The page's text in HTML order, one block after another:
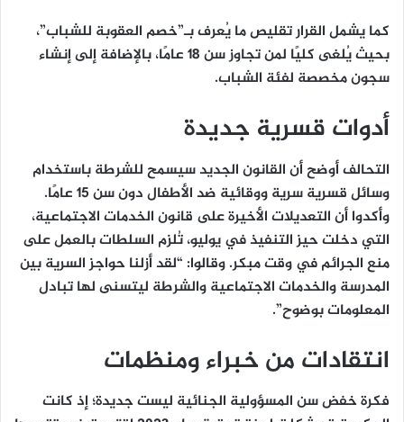
كما يشمل القرار تقليص ما يُعرف بـ”خصم العقوبة للشباب”،
بحيث يُلغى كليًا لمن تجاوز سن 18 عامًا، بالإضافة إلى إنشاء
سجون مخصصة لفئة الشباب.
أدوات قسرية جديدة
التحالف أوضح أن القانون الجديد سيسمح للشرطة باستخدام
وسائل قسرية سرية ووقائية ضد الأطفال دون سن 15 عامًا.
وأكدوا أن التعديلات الأخيرة على قانون الخدمات الاجتماعية،
التي دخلت حيز التنفيذ في يوليو، تُلزم السلطات بالعمل على
منع الجرائم في وقت مبكر. وقالوا: “لقد أزلنا حواجز السرية بين
المدرسة والخدمات الاجتماعية والشرطة ليتسنى لها تبادل
المعلومات بوضوح”.
انتقادات من خبراء ومنظمات
فكرة خفض سن المسؤولية الجنائية ليست جديدة؛ إذ كانت